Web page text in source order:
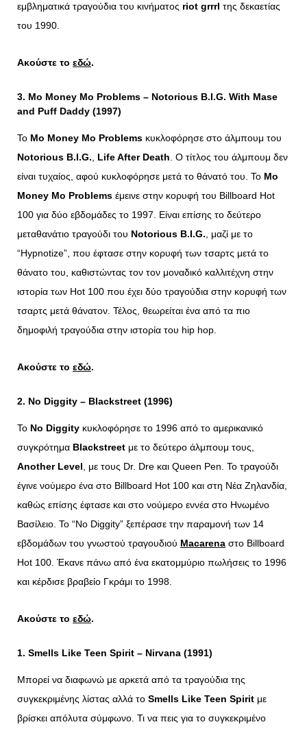
εμβληματικά τραγούδια του κινήματος riot grrrl της δεκαετίας
του 1990.
Ακούστε το εδώ.
3. Mo Money Mo Problems – Notorious B.I.G. With Mase
and Puff Daddy (1997)
Το Mo Money Mo Problems κυκλοφόρησε στο άλμπουμ του
Notorious B.I.G., Life After Death. Ο τίτλος του άλμπουμ δεν
είναι τυχαίος, αφού κυκλοφόρησε μετά το θάνατό του. Το Mo
Money Mo Problems έμεινε στην κορυφή του Billboard Hot
100 για δύο εβδομάδες το 1997. Είναι επίσης το δεύτερο
μεταθανάτιο τραγούδι του Notorious B.I.G., μαζί με το
“Hypnotize”, που έφτασε στην κορυφή των τσαρτς μετά το
θάνατο του, καθιστώντας τον τον μοναδικό καλλιτέχνη στην
ιστορία των Hot 100 που έχει δύο τραγούδια στην κορυφή των
τσαρτς μετά θάνατον. Τέλος, θεωρείται ένα από τα πιο
δημοφιλή τραγούδια στην ιστορία του hip hop.
Ακούστε το εδώ.
2. No Diggity – Blackstreet (1996)
Το No Diggity κυκλοφόρησε το 1996 από το αμερικανικό
συγκρότημα Blackstreet με το δεύτερο άλμπουμ τους,
Another Level, με τους Dr. Dre και Queen Pen. Το τραγούδι
έγινε νούμερο ένα στο Billboard Hot 100 και στη Νέα Ζηλανδία,
καθώς επίσης έφτασε και στο νούμερο εννέα στο Ηνωμένο
Βασίλειο. Το “No Diggity” ξεπέρασε την παραμονή των 14
εβδομάδων του γνωστού τραγουδιού Macarena στο Billboard
Hot 100. Έκανε πάνω από ένα εκατομμύριο πωλήσεις το 1996
και κέρδισε βραβείο Γκράμι το 1998.
Ακούστε το εδώ.
1. Smells Like Teen Spirit – Nirvana (1991)
Μπορεί να διαφωνώ με αρκετά από τα τραγούδια της
συγκεκριμένης λίστας αλλά το Smells Like Teen Spirit με
βρίσκει απόλυτα σύμφωνο. Τι να πεις για το συγκεκριμένο